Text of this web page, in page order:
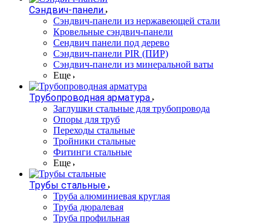
Сэндвич-панели
Cэндвич-панели из нержавеющей стали
Кровельные сэндвич-панели
Сендвич панели под дерево
Сэндвич-панели PIR (ПИР)
Сэндвич-панели из минеральной ваты
Еще
Трубопроводная арматура
Заглушки стальные для трубопровода
Опоры для труб
Переходы стальные
Тройники стальные
Фитинги стальные
Еще
Трубы стальные
Труба алюминиевая круглая
Труба дюралевая
Труба профильная